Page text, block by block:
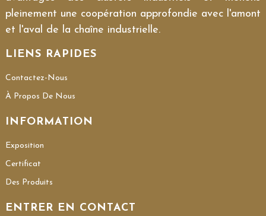
pleinement une coopération approfondie avec l'amont
et l'aval de la chaîne industrielle.
LIENS RAPIDES
Contactez-Nous
À Propos De Nous
INFORMATION
Exposition
Certificat
Des Produits
ENTRER EN CONTACT